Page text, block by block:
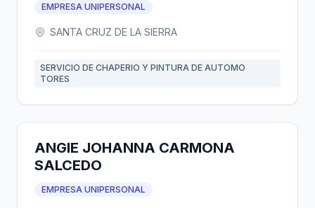
EMPRESA UNIPERSONAL
SANTA CRUZ DE LA SIERRA
SERVICIO DE CHAPERIO Y PINTURA DE AUTOMO
TORES
ANGIE JOHANNA CARMONA
SALCEDO
EMPRESA UNIPERSONAL